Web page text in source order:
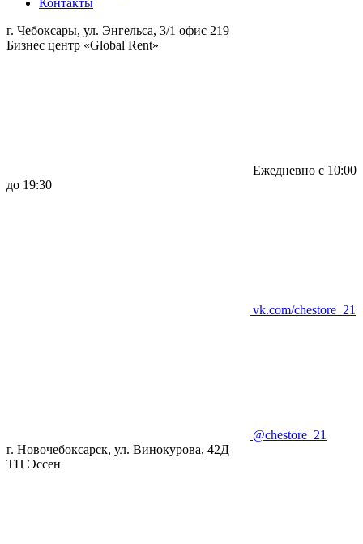
Контакты
г. Чебоксары, ул. Энгельса, 3/1 офис 219
Бизнес центр «Global Rent»
Ежедневно с 10:00
до 19:30
vk.com/chestore_21
@chestore_21
г. Новочебоксарск, ул. Винокурова, 42Д
ТЦ Эссен